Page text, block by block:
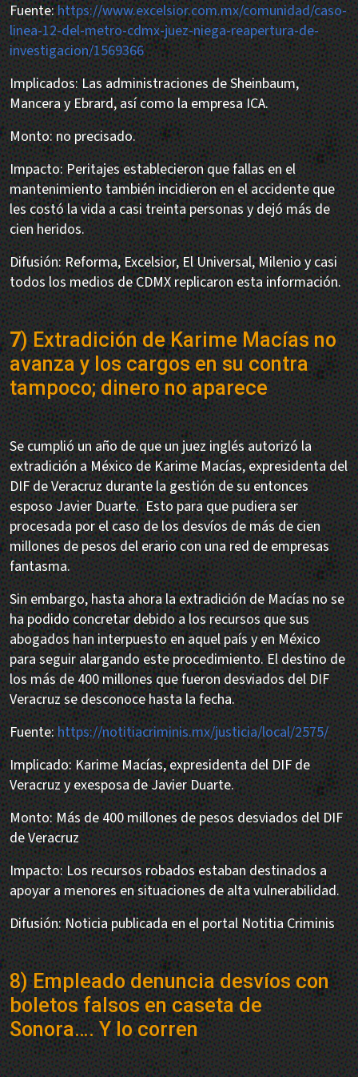
Fuente:https://www.excelsior.com.mx/comunidad/caso-
linea-12-del-metro-cdmx-juez-niega-reapertura-de-
investigacion/1569366
Implicados: Las administraciones de Sheinbaum,
Mancera y Ebrard, así como la empresa ICA.
Monto: no precisado.
Impacto: Peritajes establecieron que fallas en el
mantenimiento también incidieron en el accidente que
les costó la vida a casi treinta personas y dejó más de
cien heridos.
Difusión: Reforma, Excelsior, El Universal, Milenio y casi
todos los medios de CDMX replicaron esta información.
7) Extradición de Karime Macías no
avanza y los cargos en su contra
tampoco; dinero no aparece
Se cumplió un año de que un juez inglés autorizó la
extradición a México de Karime Macías, expresidenta del
DIF de Veracruz durante la gestión de su entonces
esposo Javier Duarte. Esto para que pudiera ser
procesada por el caso de los desvíos de más de cien
millones de pesos del erario con una red de empresas
fantasma.
Sin embargo, hasta ahora la extradición de Macías no se
ha podido concretar debido a los recursos que sus
abogados han interpuesto en aquel país y en México
para seguir alargando este procedimiento. El destino de
los más de 400 millones que fueron desviados del DIF
Veracruz se desconoce hasta la fecha.
Fuente:https://notitiacriminis.mx/justicia/local/2575/
Implicado: Karime Macías, expresidenta del DIF de
Veracruz y exesposa de Javier Duarte.
Monto: Más de 400 millones de pesos desviados del DIF
de Veracruz
Impacto: Los recursos robados estaban destinados a
apoyar a menores en situaciones de alta vulnerabilidad.
Difusión: Noticia publicada en el portal Notitia Criminis
8) Empleado denuncia desvíos con
boletos falsos en caseta de
Sonora…. Y lo corren